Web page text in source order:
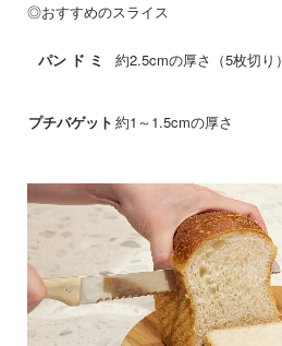
◎おすすめのスライス
パン ド ミ 約2.5cmの厚さ（5枚切り）
プチバゲット 約1～1.5cmの厚さ